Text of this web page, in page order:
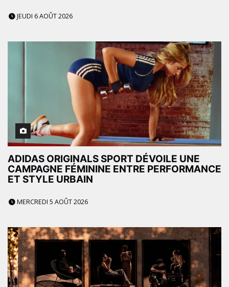
JEUDI 6 AOÛT 2026
ADIDAS ORIGINALS SPORT DÉVOILE UNE
CAMPAGNE FÉMININE ENTRE PERFORMANCE
ET STYLE URBAIN
MERCREDI 5 AOÛT 2026